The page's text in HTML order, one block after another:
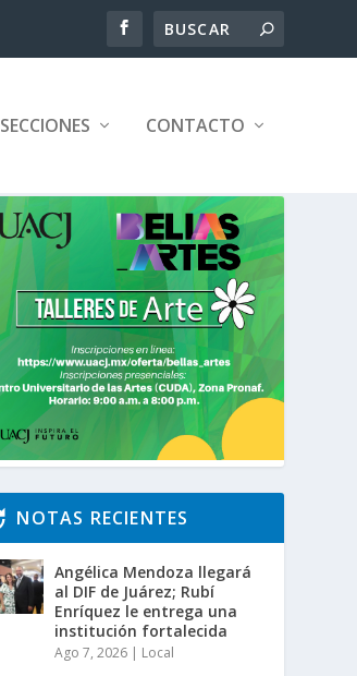
SECCIONES CONTACTO
NOTAS RECIENTES
Angélica Mendoza llegará
al DIF de Juárez; Rubí
Enríquez le entrega una
institución fortalecida
Ago 7, 2026 | Local